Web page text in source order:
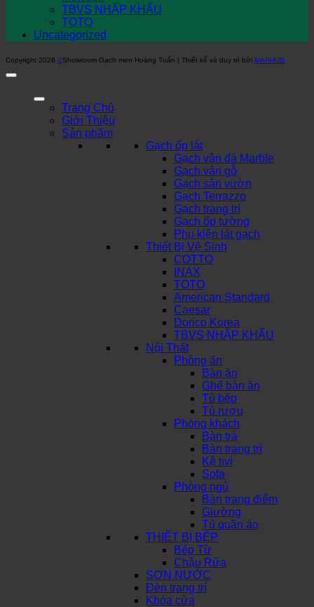
TBVS NHẬP KHẨU
TOTO
Uncategorized
Copyright 2026 ©Showroom Gạch men Hoàng Tuấn | Thiết kế và duy trì bởi MARHUB
Trang Chủ
Giới Thiệu
Sản phẩm
Gạch ốp lát
Gạch vân đá Marble
Gạch vân gỗ
Gạch sân vườn
Gạch Terrazzo
Gạch trang trí
Gạch ốp tường
Phụ kiện lát gạch
Thiết Bị Vệ Sinh
COTTO
INAX
TOTO
American Standard
Caesar
Dorico Korea
TBVS NHẬP KHẨU
Nội Thất
Phòng ăn
Bàn ăn
Ghế bàn ăn
Tủ bếp
Tủ rượu
Phòng khách
Bàn trà
Bàn trang trí
Kệ tivi
Sofa
Phòng ngủ
Bàn trang điểm
Giường
Tủ quần áo
THIẾT BỊ BẾP
Bếp Từ
Chậu Rửa
SƠN NƯỚC
Đèn trang trí
Khóa cửa